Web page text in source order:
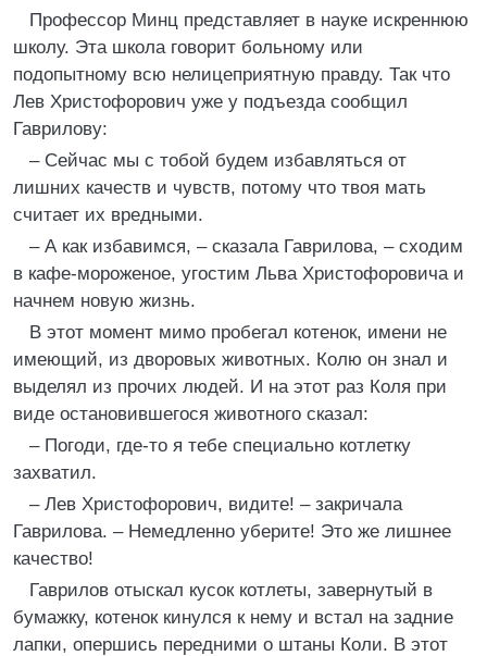
Профессор Минц представляет в науке искреннюю
школу. Эта школа говорит больному или
подопытному всю нелицеприятную правду. Так что
Лев Христофорович уже у подъезда сообщил
Гаврилову:
– Сейчас мы с тобой будем избавляться от
лишних качеств и чувств, потому что твоя мать
считает их вредными.
– А как избавимся, – сказала Гаврилова, – сходим
в кафе-мороженое, угостим Льва Христофоровича и
начнем новую жизнь.
В этот момент мимо пробегал котенок, имени не
имеющий, из дворовых животных. Колю он знал и
выделял из прочих людей. И на этот раз Коля при
виде остановившегося животного сказал:
– Погоди, где-то я тебе специально котлетку
захватил.
– Лев Христофорович, видите! – закричала
Гаврилова. – Немедленно уберите! Это же лишнее
качество!
Гаврилов отыскал кусок котлеты, завернутый в
бумажку, котенок кинулся к нему и встал на задние
лапки, опершись передними о штаны Коли. В этот